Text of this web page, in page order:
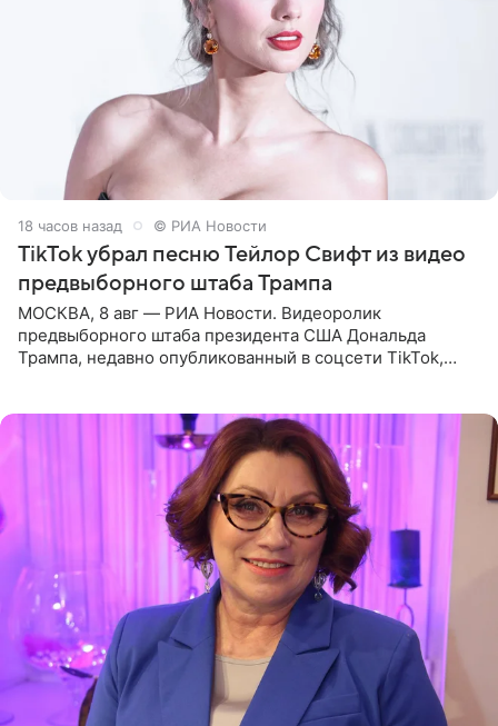
18 часов назад © РИА Новости
TikTok убрал песню Тейлор Свифт из видео
предвыборного штаба Трампа
МОСКВА, 8 авг — РИА Новости. Видеоролик
предвыборного штаба президента США Дональда
Трампа, недавно опубликованный в соцсети TikTok,